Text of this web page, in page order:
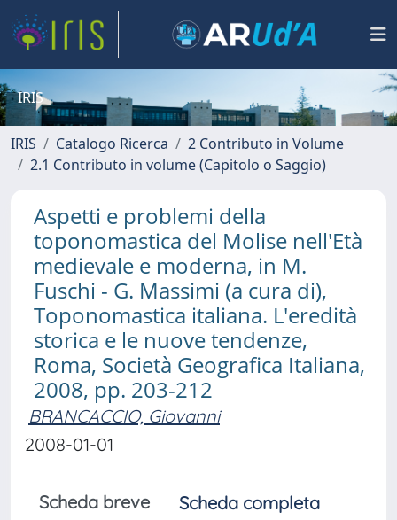
IRIS
IRIS Catalogo Ricerca
2 Contributo in Volume
2.1 Contributo in volume (Capitolo o Saggio)
Aspetti e problemi della
toponomastica del Molise nell'Età
medievale e moderna, in M.
Fuschi - G. Massimi (a cura di),
Toponomastica italiana. L'eredità
storica e le nuove tendenze,
Roma, Società Geografica Italiana,
2008, pp. 203-212
BRANCACCIO, Giovanni
2008-01-01
Scheda breve
Scheda completa